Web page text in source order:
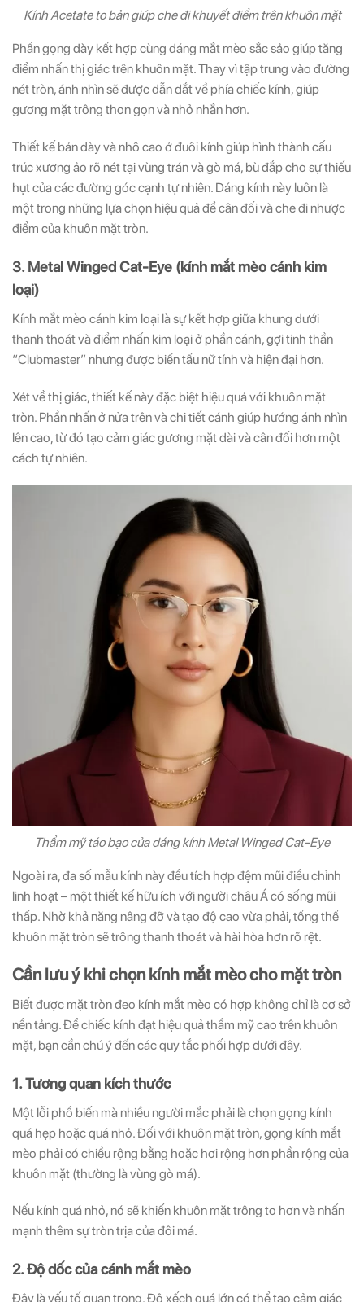
Kính Acetate to bản giúp che đi khuyết điểm trên khuôn mặt
Phần gọng dày kết hợp cùng dáng mắt mèo sắc sảo giúp tăng
điểm nhấn thị giác trên khuôn mặt. Thay vì tập trung vào đường
nét tròn, ánh nhìn sẽ được dẫn dắt về phía chiếc kính, giúp
gương mặt trông thon gọn và nhỏ nhắn hơn.
Thiết kế bản dày và nhô cao ở đuôi kính giúp hình thành cấu
trúc xương ảo rõ nét tại vùng trán và gò má, bù đắp cho sự thiếu
hụt của các đường góc cạnh tự nhiên. Dáng kính này luôn là
một trong những lựa chọn hiệu quả để cân đối và che đi nhược
điểm của khuôn mặt tròn.
3. Metal Winged Cat-Eye (kính mắt mèo cánh kim
loại)
Kính mắt mèo cánh kim loại là sự kết hợp giữa khung dưới
thanh thoát và điểm nhấn kim loại ở phần cánh, gợi tinh thần
“Clubmaster” nhưng được biến tấu nữ tính và hiện đại hơn.
Xét về thị giác, thiết kế này đặc biệt hiệu quả với khuôn mặt
tròn. Phần nhấn ở nửa trên và chi tiết cánh giúp hướng ánh nhìn
lên cao, từ đó tạo cảm giác gương mặt dài và cân đối hơn một
cách tự nhiên.
Thẩm mỹ táo bạo của dáng kính Metal Winged Cat-Eye
Ngoài ra, đa số mẫu kính này đều tích hợp đệm mũi điều chỉnh
linh hoạt – một thiết kế hữu ích với người châu Á có sống mũi
thấp. Nhờ khả năng nâng đỡ và tạo độ cao vừa phải, tổng thể
khuôn mặt tròn sẽ trông thanh thoát và hài hòa hơn rõ rệt.
Cần lưu ý khi chọn kính mắt mèo cho mặt tròn
Biết được mặt tròn đeo kính mắt mèo có hợp không chỉ là cơ sở
nền tảng. Để chiếc kính đạt hiệu quả thẩm mỹ cao trên khuôn
mặt, bạn cần chú ý đến các quy tắc phối hợp dưới đây.
1. Tương quan kích thước
Một lỗi phổ biến mà nhiều người mắc phải là chọn gọng kính
quá hẹp hoặc quá nhỏ. Đối với khuôn mặt tròn, gọng kính mắt
mèo phải có chiều rộng bằng hoặc hơi rộng hơn phần rộng của
khuôn mặt (thường là vùng gò má).
Nếu kính quá nhỏ, nó sẽ khiến khuôn mặt trông to hơn và nhấn
mạnh thêm sự tròn trịa của đôi má.
2. Độ dốc của cánh mắt mèo
Đây là yếu tố quan trọng. Độ xếch quá lớn có thể tạo cảm giác